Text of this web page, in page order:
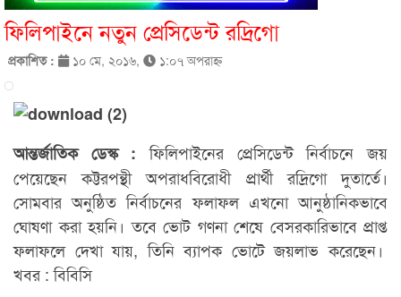
ফিলিপাইনে নতুন প্রেসিডেন্ট রদ্রিগো
প্রকাশিত : ১০ মে, ২০১৬, ১:০৭ অপরাহ্ণ
আন্তর্জাতিক ডেস্ক : ফিলিপাইনের প্রেসিডেন্ট নির্বাচনে জয়
পেয়েছেন কট্টরপন্থী অপরাধবিরোধী প্রার্থী রদ্রিগো দুতার্তে।
সোমবার অনুষ্ঠিত নির্বাচনের ফলাফল এখনো আনুষ্ঠানিকভাবে
ঘোষণা করা হয়নি। তবে ভোট গণনা শেষে বেসরকারিভাবে প্রাপ্ত
ফলাফলে দেখা যায়, তিনি ব্যাপক ভোটে জয়লাভ করেছেন।
খবর : বিবিসি